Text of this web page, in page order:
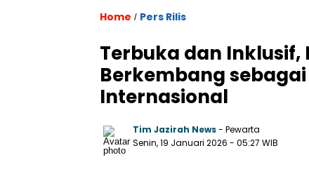
Home / Pers Rilis
Terbuka dan Inklusif,
Berkembang
Internasional
Tim Jazirah News- Pewarta
Senin, 19 Januari 2026 - 05:27 WIB